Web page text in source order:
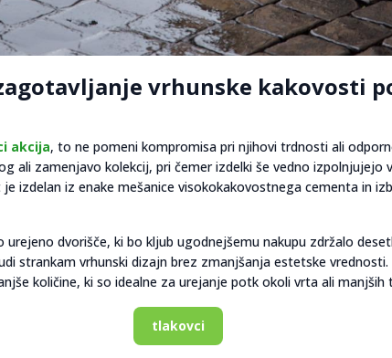
vrhunske kakovosti
akcija, to ne pomeni kompromisa pri njihovi trdnosti ali
ali zamenjavo kolekcij, pri čemer izdelki še vedno izpolnjujejo
izdelan iz enake mešanice visokokakovostnega cementa in
dvorišče, ki bo kljub ugodnejšemu nakupu zdržalo
strankam vrhunski dizajn brez zmanjšanja estetske
količine, ki so idealne za urejanje potk okoli vrta ali manjših
tlakovci